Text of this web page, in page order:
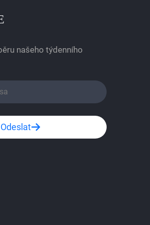
našeho týdenního
Odeslat